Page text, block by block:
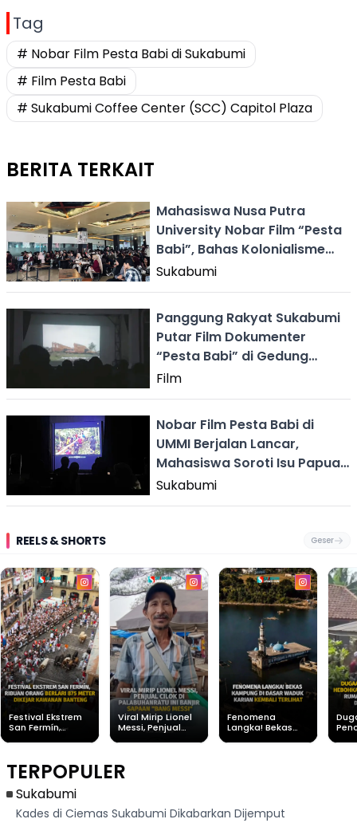
Tag
# Nobar Film Pesta Babi di Sukabumi
# Film Pesta Babi
# Sukabumi Coffee Center (SCC) Capitol Plaza
BERITA TERKAIT
Mahasiswa Nusa Putra
University Nobar Film “Pesta
Babi”, Bahas Kolonialisme
Gaya Baru
Sukabumi
Panggung Rakyat Sukabumi
Putar Film Dokumenter
“Pesta Babi” di Gedung
Juang 45
Film
Nobar Film Pesta Babi di
UMMI Berjalan Lancar,
Mahasiswa Soroti Isu Papua
& Kebebasan Akademik
Sukabumi
REELS & SHORTS Geser
Festival Ekstrem
San Fermín,
Banteng
Viral Mirip Lionel
Messi, Penjual
"Bang Messi"
Fenomena
Langka! Bekas
TERPOPULER
Sukabumi
Kades di Ciemas Sukabumi Dikabarkan Dijemput